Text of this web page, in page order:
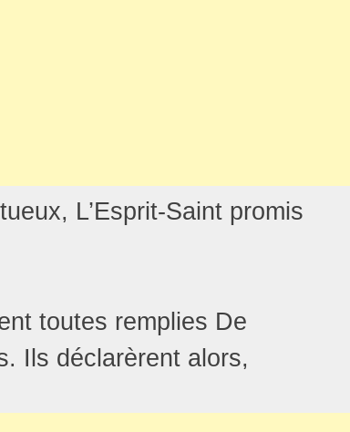
L’Esprit-Saint promis
toutes remplies De
Ils déclarèrent alors,